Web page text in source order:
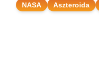
NASA Aszteroida